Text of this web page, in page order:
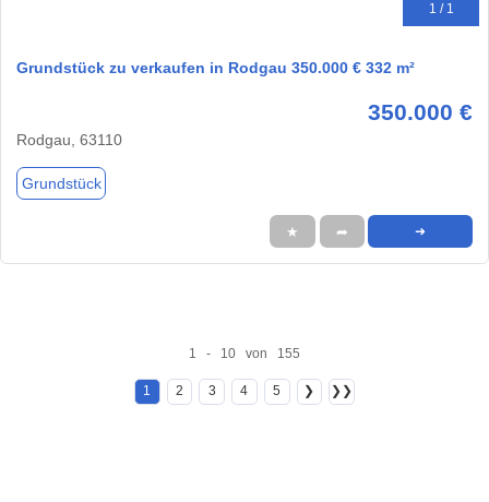
1 / 1
Grundstück zu verkaufen in Rodgau 350.000 € 332 m²
350.000 €
Rodgau, 63110
Grundstück
★ ➦ ➜
1 - 10 von 155
1 2 3 4 5 ❯ ❯❯